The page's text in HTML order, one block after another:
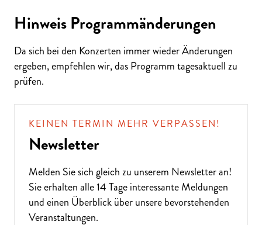
Hinweis Programmänderungen
Da sich bei den Konzerten immer wieder Änderungen
ergeben, empfehlen wir, das Programm tagesaktuell zu
prüfen.
KEINEN TERMIN MEHR VERPASSEN!
Newsletter
Melden Sie sich gleich zu unserem Newsletteran!
Sie erhalten alle 14 Tage interessante Meldungen
und einen Überblick über unsere bevorstehenden
Veranstaltungen.